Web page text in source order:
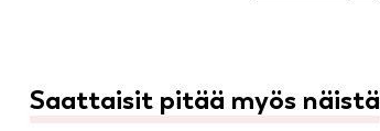
Saattaisit pitää myös näistä